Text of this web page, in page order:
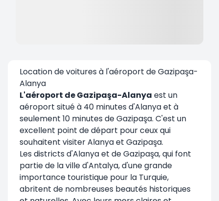
Location de voitures à l'aéroport de Gazipaşa-
Alanya
L'aéroport de Gazipaşa-Alanya est un
aéroport situé à 40 minutes d'Alanya et à
seulement 10 minutes de Gazipaşa. C'est un
excellent point de départ pour ceux qui
souhaitent visiter Alanya et Gazipaşa.
Les districts d'Alanya et de Gazipaşa, qui font
partie de la ville d'Antalya, d'une grande
importance touristique pour la Turquie,
abritent de nombreuses beautés historiques